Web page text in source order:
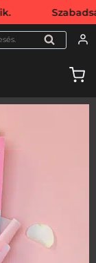
KERESÉS